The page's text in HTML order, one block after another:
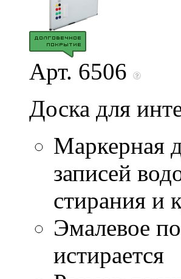
Арт. 6506
Доска для
Маркерная
записей
стирания и
Эмалевое
истирается